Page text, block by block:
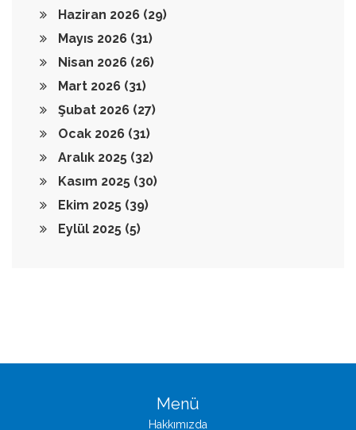
Haziran 2026 (29)
Mayıs 2026 (31)
Nisan 2026 (26)
Mart 2026 (31)
Şubat 2026 (27)
Ocak 2026 (31)
Aralık 2025 (32)
Kasım 2025 (30)
Ekim 2025 (39)
Eylül 2025 (5)
Menü
Hakkımızda